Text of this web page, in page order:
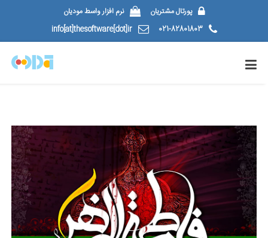
پورتال مشتریان
نرم افزار واسط مودیان
021-82801803
info[at]thesoftware[dot]ir